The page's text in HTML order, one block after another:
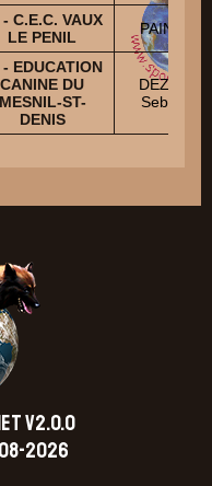
C.E.C. VAUX
LE PENIL
PAIN Alain
EDUCATION
CANINE DU
MESNIL-ST-
DENIS
DEZEURE
Sebastien
V2.0.0
2026